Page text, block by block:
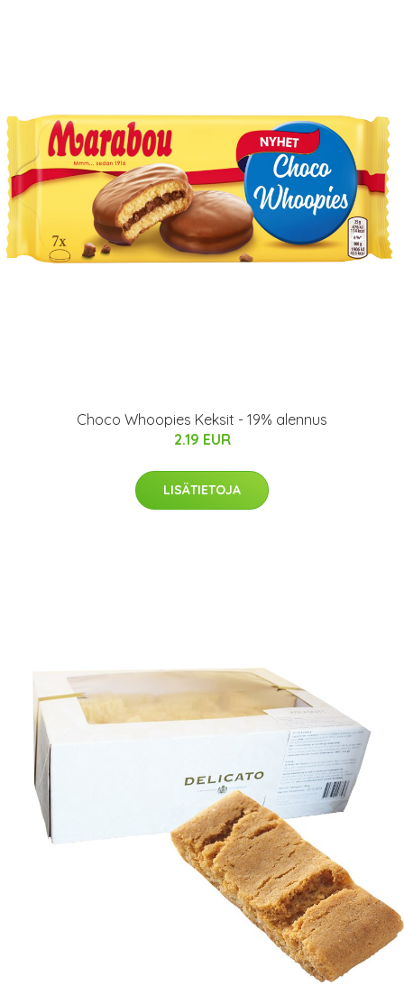
Choco Whoopies Keksit - 19% alennus
2.19 EUR
LISÄTIETOJA